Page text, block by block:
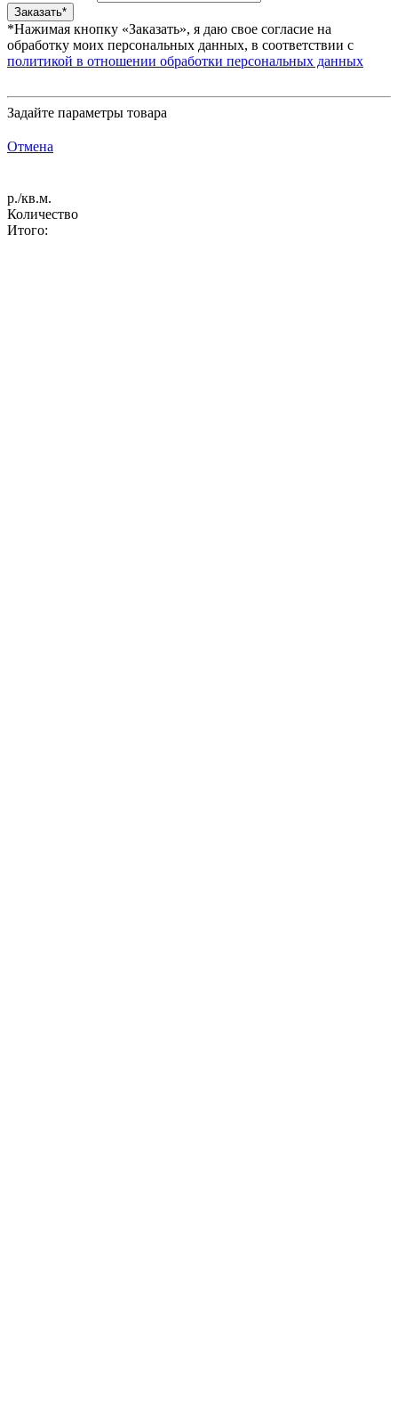
*Нажимая кнопку «Заказать», я даю свое согласие на
обработку моих персональных данных, в соответствии с
политикой в отношении обработки персональных данных
Задайте параметры товара
Отмена
р./кв.м.
Количество
Итого: